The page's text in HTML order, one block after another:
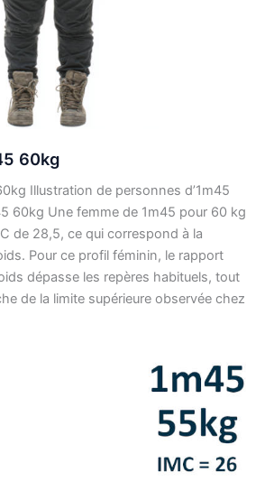
60kg
Illustration de personnes d’1m45
60kg Une femme de 1m45 pour 60 kg
de 28,5, ce qui correspond à la
Pour ce profil féminin, le rapport
dépasse les repères habituels, tout
de la limite supérieure observée chez